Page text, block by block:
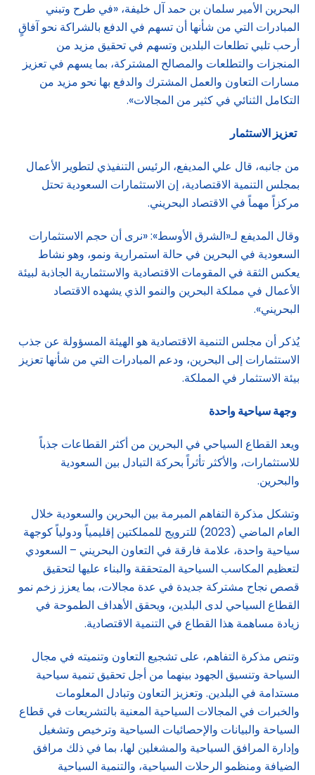
البحرين الأمير سلمان بن حمد آل خليفة، «في طرح وتبني
المبادرات التي من شأنها أن تسهم في الدفع بالشراكة نحو آفاقٍ
أرحب تلبي تطلعات البلدين وتسهم في تحقيق مزيد من
المنجزات والتطلعات والمصالح المشتركة، بما يسهم في تعزيز
مسارات التعاون والعمل المشترك والدفع بها نحو مزيد من
التكامل الثنائي في كثير من المجالات».
تعزيز الاستثمار
من جانبه، قال علي المديفع، الرئيس التنفيذي لتطوير الأعمال
بمجلس التنمية الاقتصادية، إن الاستثمارات السعودية تحتل
مركزاً مهماً في الاقتصاد البحريني.
وقال المديفع لـ«الشرق الأوسط»: «نرى أن حجم الاستثمارات
السعودية في البحرين في حالة استمرارية ونمو، وهو نشاط
يعكس الثقة في المقومات الاقتصادية والاستثمارية الجاذبة لبيئة
الأعمال في مملكة البحرين والنمو الذي يشهده الاقتصاد
البحريني».
يُذكر أن مجلس التنمية الاقتصادية هو الهيئة المسؤولة عن جذب
الاستثمارات إلى البحرين، ودعم المبادرات التي من شأنها تعزيز
بيئة الاستثمار في المملكة.
وجهة سياحية واحدة
ويعد القطاع السياحي في البحرين من أكثر القطاعات جذباً
للاستثمارات، والأكثر تأثراً بحركة التبادل بين السعودية
والبحرين.
وتشكل مذكرة التفاهم المبرمة بين البحرين والسعودية خلال
العام الماضي (2023) للترويج للمملكتين إقليمياً ودولياً كوجهة
سياحية واحدة، علامة فارقة في التعاون البحريني – السعودي
لتعظيم المكاسب السياحية المتحققة والبناء عليها لتحقيق
قصص نجاح مشتركة جديدة في عدة مجالات، بما يعزز زخم نمو
القطاع السياحي لدى البلدين، ويحقق الأهداف الطموحة في
زيادة مساهمة هذا القطاع في التنمية الاقتصادية.
وتنص مذكرة التفاهم، على تشجيع التعاون وتنميته في مجال
السياحة وتنسيق الجهود بينهما من أجل تحقيق تنمية سياحية
مستدامة في البلدين. وتعزيز التعاون وتبادل المعلومات
والخبرات في المجالات السياحية المعنية بالتشريعات في قطاع
السياحة والبيانات والإحصائيات السياحية وترخيص وتشغيل
وإدارة المرافق السياحية والمشغلين لها، بما في ذلك مرافق
الضيافة ومنظمو الرحلات السياحية، والتنمية السياحية